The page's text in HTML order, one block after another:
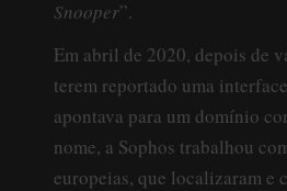
Snooper”.
Em abril de 2020, depois de
terem reportado uma
apontava para um domínio
nome, a Sophos trabalhou
europeias, que localizaram e